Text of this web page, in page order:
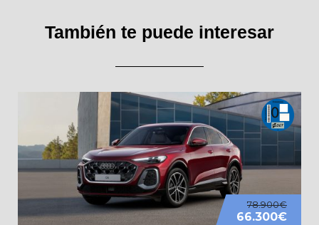
También te puede interesar
78.900€
66.300€